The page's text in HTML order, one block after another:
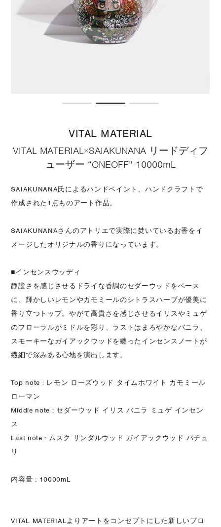
VITAL MATERIAL
VITAL MATERIAL×SAIAKUNANA リードディフ
ューザー “ONEOFF” 10000mL
SAIAKUNANA氏によるハンドペイント、ハンドクラフトで
作成された1点ものアート作品。
SAIAKUNANAさんのアトリエで実際に焚いているお香をイ
メージしたオリジナルの香りになっています。
■インセンスウッディ
静謐さを感じさせるドライな香調のセダーウッドをベース
に、輝かしいレモンやカモミールのシトラスハーブが優美に
香り立つトップ。やがて高貴さを感じさせるイリスやミュゲ
のフローラルがミドルを彩り、ラストはまろやかなバニラ、
スモーキーなガイアックウッドを纏ったインセンスノートが
繊細で深みある心地を演出します。
Top note : レモン ローズウッド タイムホワイト カモミール
ローマン
Middle note : セダーウッド イリス バニラ ミュゲ インセン
ス
Last note : ムスク サンダルウッド ガイアックウッド パチュ
リ
内容量 : 10000mL
VITAL MATERIALよりアートをコンセプトにした新しいプロ